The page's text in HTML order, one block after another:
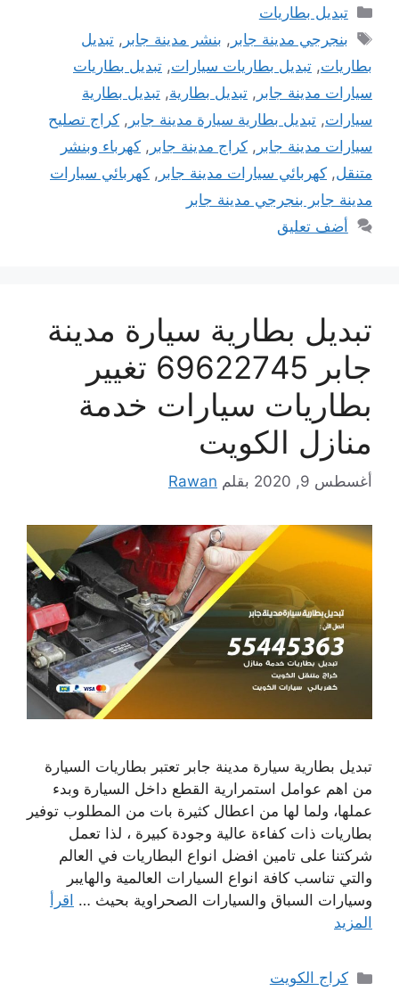
التصنيفات
تبديل بطاريات
الوسوم
بنجرجي مدينة جابر , بنشر مدينة جابر ,تبديل
بطاريات, تبديل بطاريات سيارات, تبديل بطاريات
سيارات مدينة جابر , تبديل بطارية, تبديل بطارية
سيارات, تبديل بطارية سيارة مدينة جابر , كراج تصليح
سيارات مدينة جابر , كراج مدينة جابر , كهرباء وبنشر
متنقل, كهربائي سيارات مدينة جابر , كهربائي سيارات
مدينة جابر بنجرجي مدينة جابر
أضف تعليق
تبديل بطارية سيارة مدينة
جابر 69622745 تغيير
بطاريات سيارات خدمة
منازل الكويت
أغسطس 9, 2020 بقلم Rawan
تبديل بطارية سيارة مدينة جابر تعتبر بطاريات السيارة
من اهم عوامل استمرارية القطع داخل السيارة وبدء
عملها، ولما لها من اعطال كثيرة بات من المطلوب توفير
بطاريات ذات كفاءة عالية وجودة كبيرة ، لذا تعمل
شركتنا على تامين افضل انواع البطاريات في العالم
والتي تناسب كافة انواع السيارات العالمية والهايبر
وسيارات السباق والسيارات الصحراوية بحيث … اقرأ
المزيد
التصنيفات
كراج الكويت